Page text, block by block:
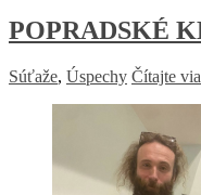
POPRADSKÉ
Súťaže, Úspechy Čítajte